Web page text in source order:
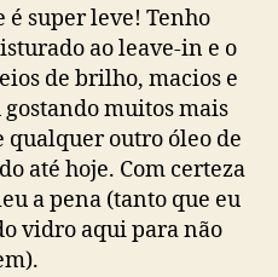
é super leve! Tenho
ao leave-in e o
de brilho, macios e
muitos mais
qualquer outro óleo de
até hoje. Com certeza
a pena (tanto que eu
vidro aqui para não